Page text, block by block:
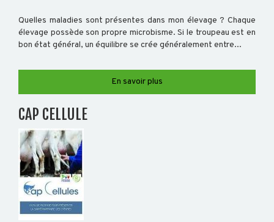
BVD
NON
IPI
FORMATION
VOUS
FORMER
Quelles maladies sont présentes dans mon élevage ? Chaque
élevage possède son propre microbisme. Si le troupeau est en
bon état général, un équilibre se crée généralement entre...
En savoir plus
CAP CELLULE